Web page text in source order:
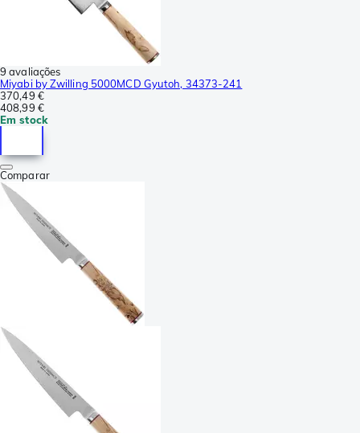
9 avaliações
Miyabi by Zwilling 5000MCD Gyutoh, 34373-241
370,49 €
408,99 €
Em stock
Comparar